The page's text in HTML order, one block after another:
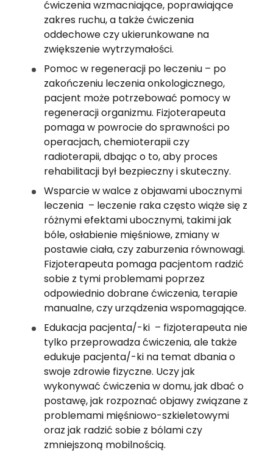
ćwiczenia wzmacniające, poprawiające
zakres ruchu, a także ćwiczenia
oddechowe czy ukierunkowane na
zwiększenie wytrzymałości.
Pomoc w regeneracji po leczeniu – po
zakończeniu leczenia onkologicznego,
pacjent może potrzebować pomocy w
regeneracji organizmu. Fizjoterapeuta
pomaga w powrocie do sprawności po
operacjach, chemioterapii czy
radioterapii, dbając o to, aby proces
rehabilitacji był bezpieczny i skuteczny.
Wsparcie w walce z objawami ubocznymi
leczenia  – leczenie raka często wiąże się z
różnymi efektami ubocznymi, takimi jak
bóle, osłabienie mięśniowe, zmiany w
postawie ciała, czy zaburzenia równowagi.
Fizjoterapeuta pomaga pacjentom radzić
sobie z tymi problemami poprzez
odpowiednio dobrane ćwiczenia, terapie
manualne, czy urządzenia wspomagające.
Edukacja pacjenta/-ki  – fizjoterapeuta nie
tylko przeprowadza ćwiczenia, ale także
edukuje pacjenta/-ki na temat dbania o
swoje zdrowie fizyczne. Uczy jak
wykonywać ćwiczenia w domu, jak dbać o
postawę, jak rozpoznać objawy związane z
problemami mięśniowo-szkieletowymi
oraz jak radzić sobie z bólami czy
zmniejszoną mobilnością.